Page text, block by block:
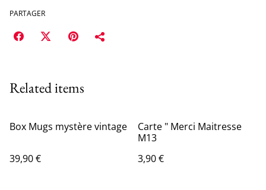
PARTAGER
Related items
Box Mugs mystère vintage
39,90 €
Carte " Merci Maitresse
M13
3,90 €